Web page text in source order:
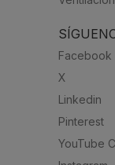
Facebook
X
Linkedin
Pinterest
YouTube